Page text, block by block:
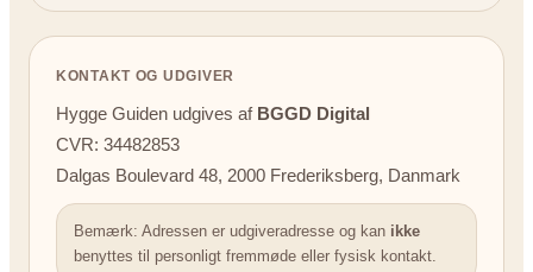
KONTAKT OG UDGIVER
Hygge Guiden udgives af BGGD Digital
CVR: 34482853
Dalgas Boulevard 48, 2000 Frederiksberg, Danmark
Bemærk: Adressen er udgiveradresse og kan ikke
benyttes til personligt fremmøde eller fysisk kontakt.